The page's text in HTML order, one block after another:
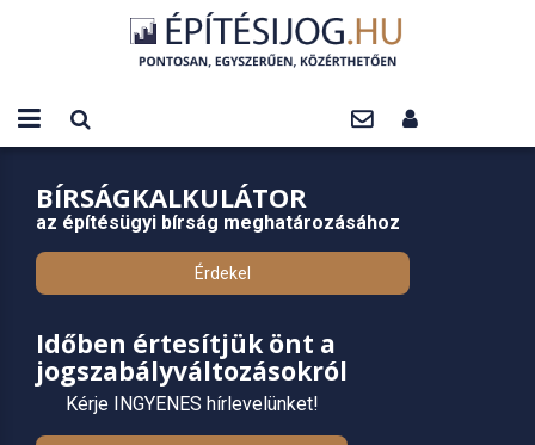
BÍRSÁGKALKULÁTOR
az építésügyi bírság meghatározásához
Érdekel
Időben értesítjük önt a
jogszabályváltozásokról
Kérje INGYENES hírlevelünket!